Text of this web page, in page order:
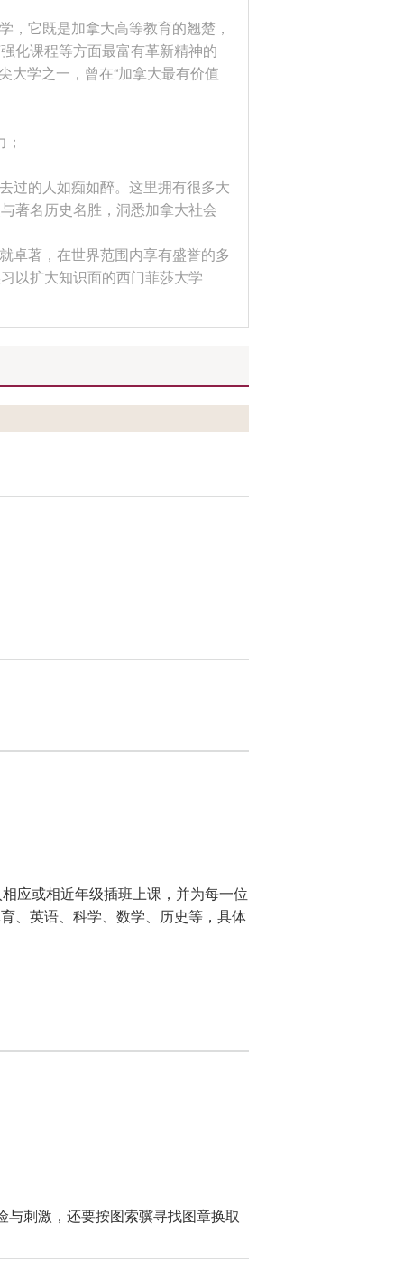
，它既是加拿大高等教育的翘楚，
化课程等方面最富有革新精神的
大学之一，曾在“加拿大最有价值
过的人如痴如醉。这里拥有很多大
著名历史名胜，洞悉加拿大社会
卓著，在世界范围内享有盛誉的多
以扩大知识面的西门菲莎大学
应或相近年级插班上课，并为每一位
、英语、科学、数学、历史等，具体
刺激，还要按图索骥寻找图章换取